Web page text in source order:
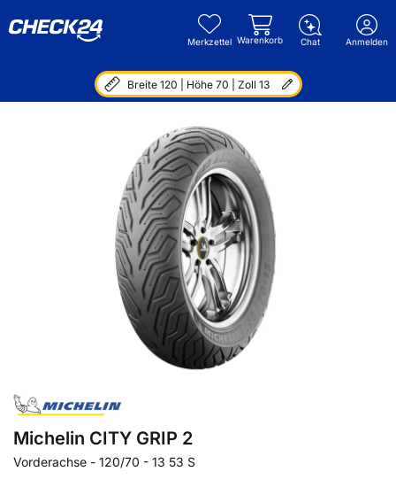
Merkzettel Warenkorb Chat Anmelden
Breite 120 | Höhe 70 | Zoll 13
Michelin CITY GRIP 2
Vorderachse - 120/70 - 13 53 S